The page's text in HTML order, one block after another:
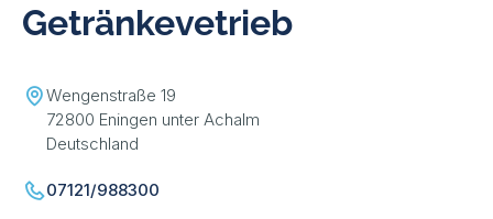
Getränkevetrieb
Wengenstraße 19
72800 Eningen unter Achalm
Deutschland
07121/988300